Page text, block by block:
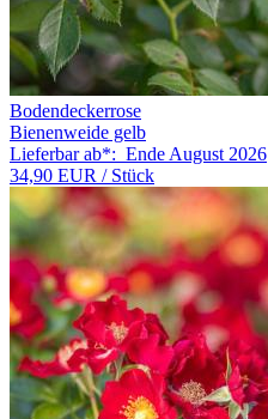
Bodendeckerrose
Bienenweide gelb
Lieferbar ab*: Ende August 2026
34,90 EUR / Stück